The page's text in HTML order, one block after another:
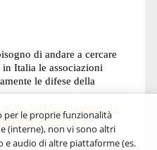
di andare a cercare
Italia le associazioni
le difese della
2015/09/06/maionese-la-
multinazionale-e-la-
per le proprie funzionalità
(interne), non vi sono altri
e audio di altre piattaforme (es.